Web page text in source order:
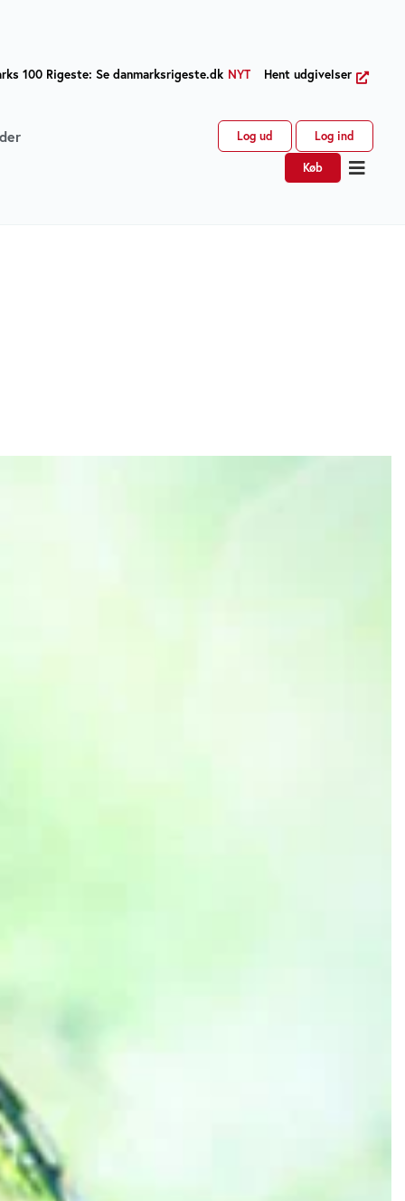
100 Rigeste: Se danmarksrigeste.dk NYT Hent udgivelser
Log ud Log ind
Køb